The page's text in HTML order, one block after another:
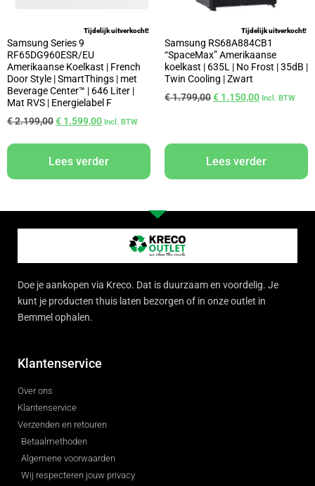
Tijdelijk uitverkocht!
Samsung Series 9
RF65DG960ESR/EU
Amerikaanse Koelkast | French
Door Style | SmartThings | met
Beverage Center™ | 646 Liter |
Mat RVS | Energielabel F
€2.199,00€ 1.599,00 Incl. BTW
Lees verder
Tijdelijk uitverkocht!
Samsung RS68A884CB1
“SpaceMax” Amerikaanse
koelkast | 635L | No Frost | 35dB |
Twin Cooling | Zwart
€1.799,00€ 1.150,00 Incl. BTW
Lees verder
Doe je aankopen via Kreco. Dat is duurzaam en voordelig. Je
kunt je producten thuis laten bezorgen of in onze outlet in
Bemmel ophalen.
Klantenservice
Over ons
Klantenservice
Verzenden en retouren
Betaalmethoden
Algemene voorwaarden
Wij respecteren jouw privacy